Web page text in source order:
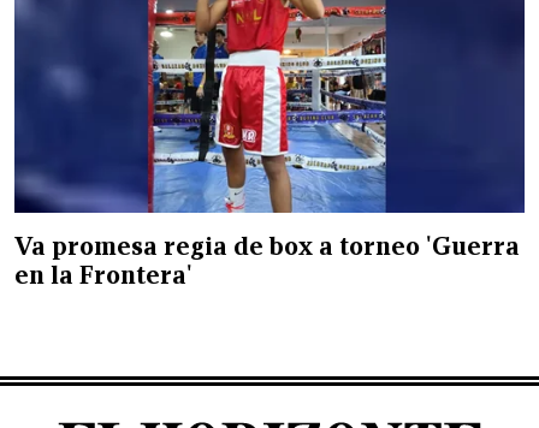
Va promesa regia de box a torneo 'Guerra
en la Frontera'